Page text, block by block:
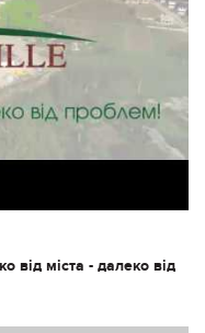
від міста - далеко від